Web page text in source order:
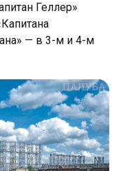
Геллер»
— в 3-м и 4-м